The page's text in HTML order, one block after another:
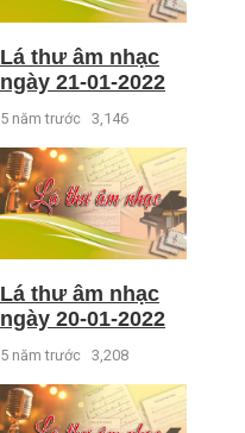
Lá thư âm nhạc
ngày 21-01-2022
5 năm trước 3,146
Lá thư âm nhạc
ngày 20-01-2022
5 năm trước 3,208